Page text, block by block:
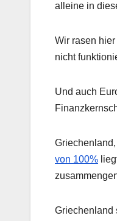
alleine in
Wir rasen
nicht
Und auch
von 100%
Griechenland